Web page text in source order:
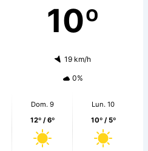
10º
19 km/h
0%
Dom. 9
12º / 6º
Lun. 10
10º / 5º